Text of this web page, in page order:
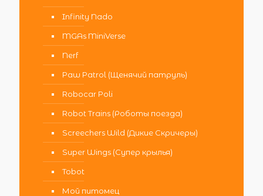
Infinity Nado
MGAs MiniVerse
Nerf
Paw Patrol (Щенячий патруль)
Robocar Poli
Robot Trains (Роботы поезда)
Screechers Wild (Дикие Скричеры)
Super Wings (Супер крылья)
Tobot
Мой питомец